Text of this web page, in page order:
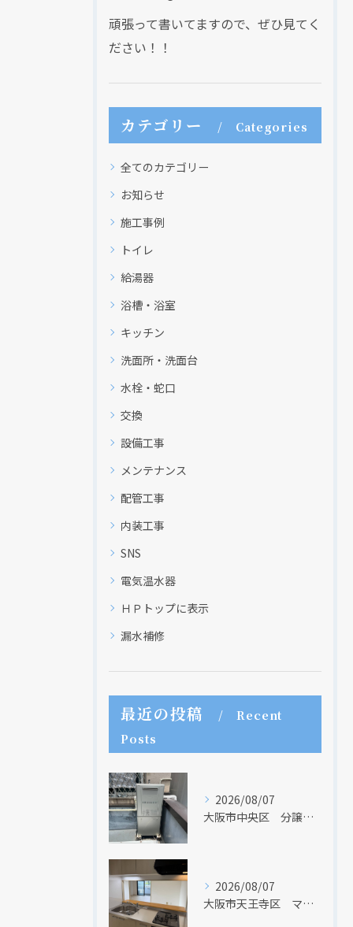
頑張って書いてますので、ぜひ見てく
ださい！！
カテゴリー Categories
全てのカテゴリー
お知らせ
施工事例
トイレ
給湯器
浴槽・浴室
キッチン
洗面所・洗面台
水栓・蛇口
交換
設備工事
メンテナンス
配管工事
内装工事
SNS
電気温水器
ＨＰトップに表示
漏水補修
最近の投稿
Recent
Posts
2026/08/07
大阪市中央区 分譲マンションの給湯器取替リフォーム工事 UV除菌機能搭載給湯器
2026/08/07
大阪市天王寺区 マンションのキッチン取替及び内装リフォーム工事 クリナップ